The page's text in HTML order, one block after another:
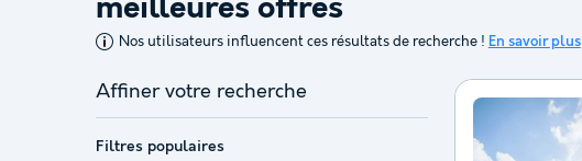
meilleures offres
Nos utilisateurs influencent ces résultats de recherche ! En savoir plus
Affiner votre recherche
Filtres populaires